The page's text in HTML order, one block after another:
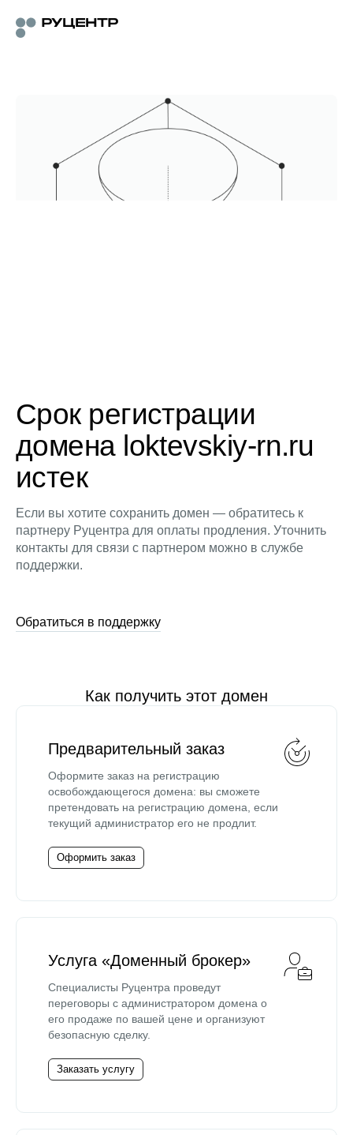
Срок регистрации
домена loktevskiy-rn.ru
истек
Если вы хотите сохранить домен — обратитесь к
партнеру Руцентра для оплаты продления. Уточнить
контакты для связи с партнером можно в службе
поддержки.
Обратиться в поддержку
Как получить этот домен
Предварительный заказ
Оформите заказ на регистрацию
освобождающегося домена: вы сможете
претендовать на регистрацию домена, если
текущий администратор его не продлит.
Оформить заказ
Услуга «Доменный брокер»
Специалисты Руцентра проведут
переговоры с администратором домена о
его продаже по вашей цене и организуют
безопасную сделку.
Заказать услугу